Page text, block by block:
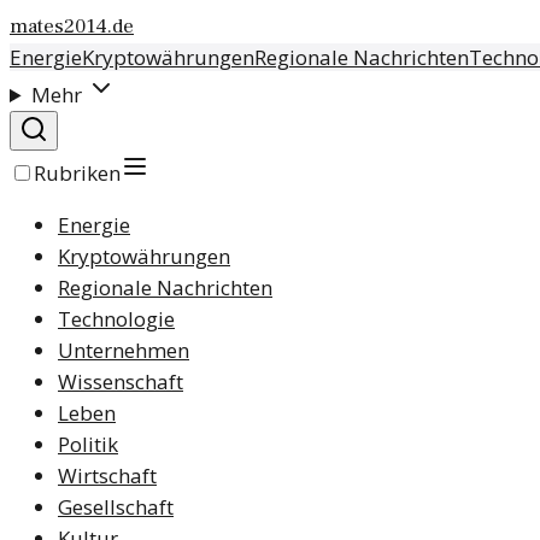
mates2014.de
EnergieKryptowährungenRegionale Nachrichten
Mehr
Rubriken
Energie
Kryptowährungen
Regionale Nachrichten
Technologie
Unternehmen
Wissenschaft
Leben
Politik
Wirtschaft
Gesellschaft